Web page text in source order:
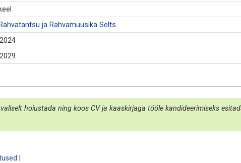
ja Rahvamuusika Selts
hoiustada ning koos CV ja kaaskirjaga tööle kandideerimiseks